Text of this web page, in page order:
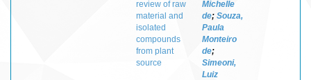
review of raw
material and
isolated
compounds
from plant
source
Michelle
de; Souza,
Paula
Monteiro
de;
Simeoni,
Luiz